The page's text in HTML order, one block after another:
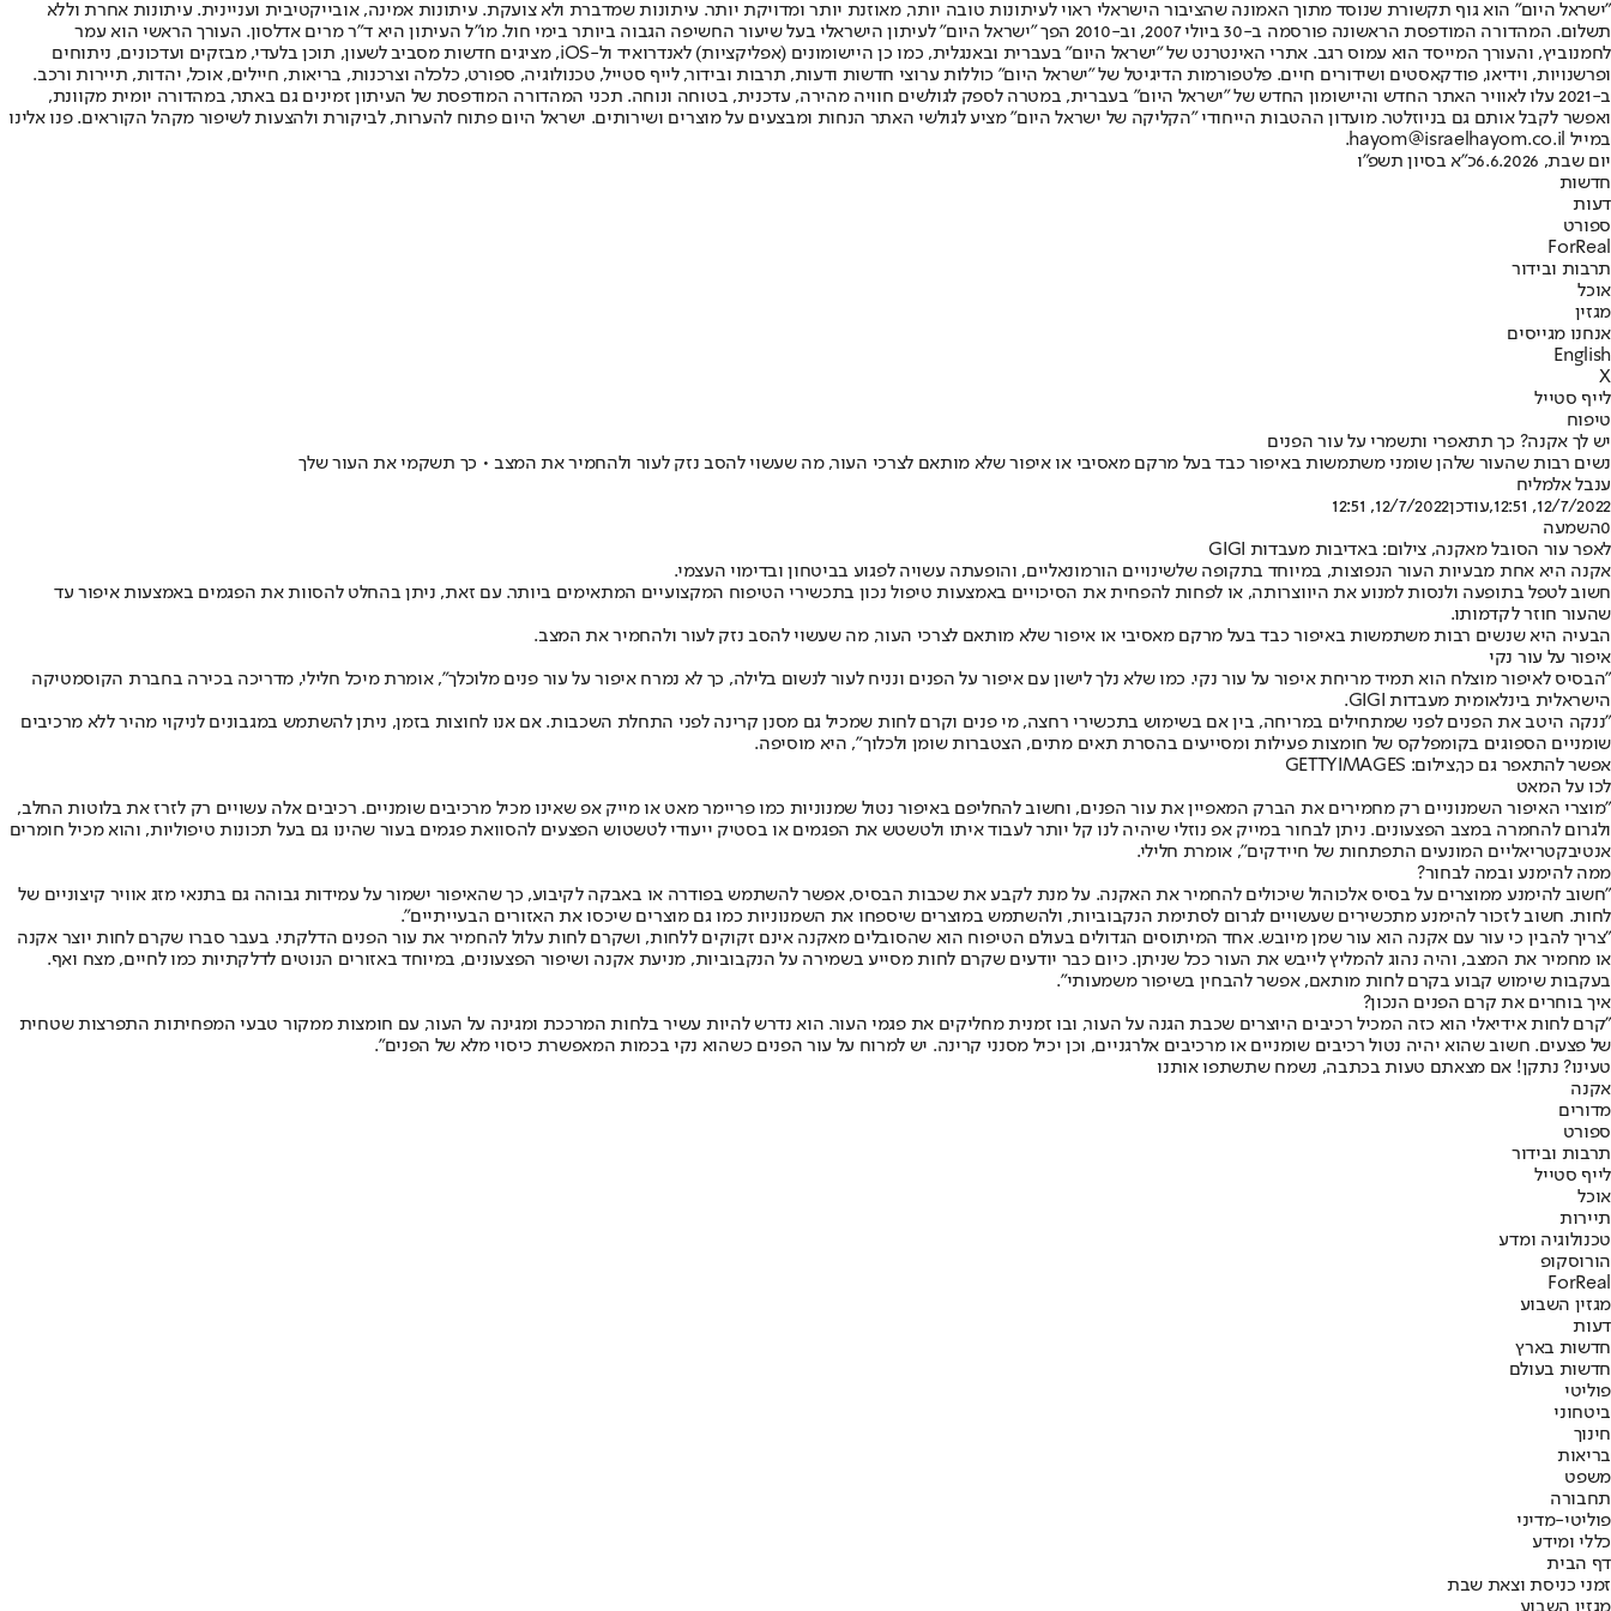
"ישראל היום" הוא גוף תקשורת שנוסד מתוך האמונה שהציבור הישראלי ראוי לעיתונות טובה יותר, מאוזנת יותר ומדויקת יותר. עיתונות שמדברת ולא צועקת. עיתונות אמינה, אובייקטיבית ועניינית. עיתונות אחרת וללא
תשלום. המהדורה המודפסת הראשונה פורסמה ב-30 ביולי 2007, וב-2010 הפך "ישראל היום" לעיתון הישראלי בעל שיעור החשיפה הגבוה ביותר בימי חול. מו"ל העיתון היא ד"ר מרים אדלסון. העורך הראשי הוא עמר
לחמנוביץ, והעורך המייסד הוא עמוס רגב. אתרי האינטרנט של "ישראל היום" בעברית ובאנגלית, כמו כן היישומונים (אפליקציות) לאנדרואיד ול-iOS, מציגים חדשות מסביב לשעון, תוכן בלעדי, מבזקים ועדכונים, ניתוחים
ופרשנויות, וידיאו, פודקאסטים ושידורים חיים. פלטפורמות הדיגיטל של "ישראל היום" כוללות ערוצי חדשות ודעות, תרבות ובידור, לייף סטייל, טכנולוגיה, ספורט, כלכלה וצרכנות, בריאות, חיילים, אוכל, יהדות, תיירות ורכב.
ב-2021 עלו לאוויר האתר החדש והיישומון החדש של "ישראל היום" בעברית, במטרה לספק לגולשים חוויה מהירה, עדכנית, בטוחה ונוחה. תכני המהדורה המודפסת של העיתון זמינים גם באתר, במהדורה יומית מקוונת,
ואפשר לקבל אותם גם בניוזלטר. מועדון ההטבות הייחודי "הקליקה של ישראל היום" מציע לגולשי האתר הנחות ומבצעים על מוצרים ושירותים. ישראל היום פתוח להערות, לביקורת ולהצעות לשיפור מקהל הקוראים. פנו אלינו
במייל hayom@israelhayom.co.il.
יום שבת, 6.6.2026
כ"א בסיון תשפ"ו
חדשות
דעות
ספורט
ForReal
תרבות ובידור
אוכל
מגזין
אנחנו מגייסים
English
X
לייף סטייל
טיפוח
יש לך אקנה? כך תתאפרי ותשמרי על עור הפנים
נשים רבות שהעור שלהן שומני משתמשות באיפור כבד בעל מרקם מאסיבי או איפור שלא מותאם לצרכי העור, מה שעשוי להסב נזק לעור ולהחמיר את המצב • כך תשקמי את העור שלך
ענבל אלמליח
12/7/2022, 12:51
,עודכן12/7/2022, 12:51
0השמעה
לאפר עור הסובל מאקנה, צילום: באדיבות מעבדות GIGI
אקנה היא אחת מבעיות העור הנפוצות, במיוחד בתקופה שלשינויים הורמונאליים, והופעתה עשויה לפגוע בביטחון ובדימוי העצמי.
חשוב לטפל בתופעה ולנסות למנוע את היווצרותה, או לפחות להפחית את הסיכויים באמצעות טיפול נכון בתכשירי הטיפוח המקצועיים המתאימים ביותר. עם זאת, ניתן בהחלט להסוות את הפגמים באמצעות איפור עד
שהעור חוזר לקדמותו.
הבעיה היא שנשים רבות משתמשות באיפור כבד בעל מרקם מאסיבי או איפור שלא מותאם לצרכי העור, מה שעשוי להסב נזק לעור ולהחמיר את המצב.
איפור על עור נקי
"הבסיס לאיפור מוצלח הוא תמיד מריחת איפור על עור נקי. כמו שלא נלך לישון עם איפור על הפנים ונניח לעור לנשום בלילה, כך לא נמרח איפור על עור פנים מלוכלך", אומרת מיכל חלילי, מדריכה בכירה בחברת הקוסמטיקה
הישראלית בינלאומית מעבדות GIGI.
"ננקה היטב את הפנים לפני שמתחילים במריחה, בין אם בשימוש בתכשירי רחצה, מי פנים וקרם לחות שמכיל גם מסנן קרינה לפני התחלת השכבות. אם אנו לחוצות בזמן, ניתן להשתמש במגבונים לניקוי מהיר ללא מרכיבים
שומניים הספוגים בקומפלקס של חומצות פעילות ומסייעים בהסרת תאים מתים, הצטברות שומן ולכלוך", היא מוסיפה.
אפשר להתאפר גם כך,צילום: GETTYIMAGES
לכו על המאט
"מוצרי האיפור השמנוניים רק מחמירים את הברק המאפיין את עור הפנים, וחשוב להחליפם באיפור נטול שמנוניות כמו פריימר מאט או מייק אפ שאינו מכיל מרכיבים שומניים. רכיבים אלה עשויים רק לזרז את בלוטות החלב,
ולגרום להחמרה במצב הפצעונים. ניתן לבחור במייק אפ נוזלי שיהיה לנו קל יותר לעבוד איתו ולטשטש את הפגמים או בסטיק ייעודי לטשטוש הפצעים להסוואת פגמים בעור שהינו גם בעל תכונות טיפוליות, והוא מכיל חומרים
אנטיבקטריאליים המונעים התפתחות של חיידקים", אומרת חלילי.
ממה להימנע ובמה לבחור?
"חשוב להימנע ממוצרים על בסיס אלכוהול שיכולים להחמיר את האקנה. על מנת לקבע את שכבות הבסיס, אפשר להשתמש בפודרה או באבקה לקיבוע, כך שהאיפור ישמור על עמידות גבוהה גם בתנאי מזג אוויר קיצוניים של
לחות. חשוב לזכור להימנע מתכשירים שעשויים לגרום לסתימת הנקבוביות, ולהשתמש במוצרים שיספחו את השמנוניות כמו גם מוצרים שיכסו את האזורים הבעייתיים".
"צריך להבין כי עור עם אקנה הוא עור שמן מיובש. אחד המיתוסים הגדולים בעולם הטיפוח הוא שהסובלים מאקנה אינם זקוקים ללחות, ושקרם לחות עלול להחמיר את עור הפנים הדלקתי. בעבר סברו שקרם לחות יוצר אקנה
או מחמיר את המצב, והיה נהוג להמליץ לייבש את העור ככל שניתן. כיום כבר יודעים שקרם לחות מסייע בשמירה על הנקבוביות, מניעת אקנה ושיפור הפצעונים, במיוחד באזורים הנוטים לדלקתיות כמו לחיים, מצח ואף.
בעקבות שימוש קבוע בקרם לחות מותאם, אפשר להבחין בשיפור משמעותי".
איך בוחרים את קרם הפנים הנכון?
"קרם לחות אידיאלי הוא כזה המכיל רכיבים היוצרים שכבת הגנה על העור, ובו זמנית מחליקים את פגמי העור. הוא נדרש להיות עשיר בלחות המרככת ומגינה על העור, עם חומצות ממקור טבעי המפחיתות התפרצות שטחית
של פצעים. חשוב שהוא יהיה נטול רכיבים שומניים או מרכיבים אלרגניים, וכן יכיל מסנני קרינה. יש למרוח על עור הפנים כשהוא נקי בכמות המאפשרת כיסוי מלא של הפנים".
טעינו? נתקן! אם מצאתם טעות בכתבה, נשמח שתשתפו אותנו
אקנה
מדורים
ספורט
תרבות ובידור
לייף סטייל
אוכל
תיירות
טכנולוגיה ומדע
הורוסקופ
ForReal
מגזין השבוע
דעות
חדשות בארץ
חדשות בעולם
פוליטי
ביטחוני
חינוך
בריאות
משפט
תחבורה
פוליטי-מדיני
כללי ומידע
דף הבית
זמני כניסת וצאת שבת